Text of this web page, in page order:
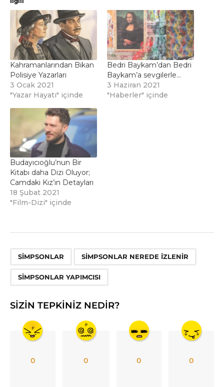
Kahramanlarından Bıkan
Polisiye Yazarları
3 Ocak 2021
"Yazar Hayatı" içinde
Bedri Baykam’dan Bedri
Baykam’a sevgilerle…
3 Haziran 2021
"Haberler" içinde
Budayıcıoğlu’nun Bir
Kitabı daha Dizi Oluyor;
Camdaki Kız’ın Detayları
18 Şubat 2021
"Film-Dizi" içinde
SIMPSONLAR SIMPSONLAR NEREDE IZLENIR
SIMPSONLAR YAPIMCISI
SIZIN TEPKINIZ NEDIR?
0 0 0 0